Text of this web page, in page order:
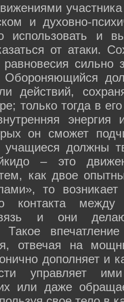
и духовно-
и
от атаки.
равновесия сильно
Обороняющийся
действий,
только тогда в
он сможет
учащиеся должны
– это
как двое
то возникает
контакта
и они
Такое
отвечая на
дополняет и
управляет
их или даже